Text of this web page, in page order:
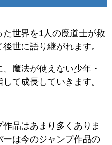
世界を1人の魔道士が救
世に語り継がれます。
魔法が使えない少年・
て成長していきます。
品はあまり多くありま
は今のジャンプ作品の